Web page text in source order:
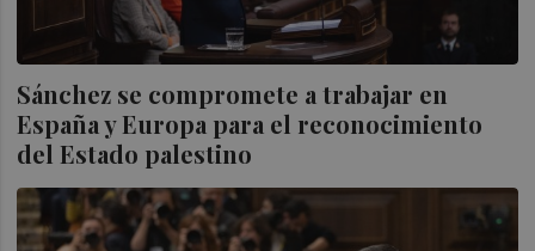
Sánchez se compromete a trabajar en
España y Europa para el reconocimiento
del Estado palestino